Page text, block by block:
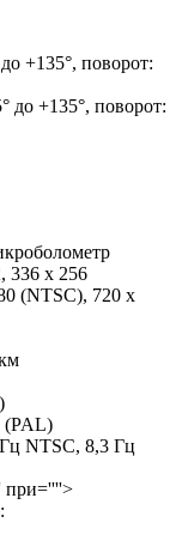
+135°, поворот:
до +135°, поворот:
336 x 256
(NTSC), 720 x
(PAL)
NTSC, 8,3 Гц
при=''''>